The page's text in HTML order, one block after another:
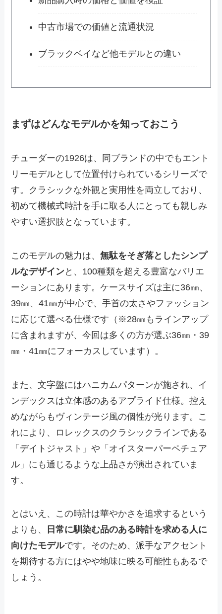
中古市場での価値と流通状況
ブラックベイなど他モデルとの違い
まずはどんなモデルかを知っておこう
チューダーの1926は、同ブランドの中でもエント
リーモデルとして位置付けられているシリーズで
す。クラシックな外観と実用性を両立しており、
初めて機械式時計を手に取る人にとっても親しみ
やすい選択肢となっています。
このモデルの魅力は、無駄をそぎ落としたシンプ
ルなデザインと、100種類を超える豊富なバリエ
ーションにあります。ケースサイズは主に36㎜、
39㎜、41㎜が中心で、手首の太さやファッション
に応じて選べる仕様です（※28㎜もラインアップ
に含まれますが、今回は多くの方が選ぶ36㎜・39
㎜・41㎜にフォーカスしています）。
また、文字盤にはハニカムパターンが施され、イ
ンデックスは立体感のあるアプライド仕様。控え
めながらもヴィンテージ風の個性が光ります。こ
れにより、ロレックスのクラシックラインである
「デイトジャスト」や「オイスターパーペチュア
ル」にも通じるような上品さが演出されていま
す。
とはいえ、この時計は華やかさを追求するという
よりも、
日常に馴染む品のある時計を求める人に
向けたモデルです。そのため、派手なアクセント
を期待する方にはやや地味に映る可能性もあるで
しょう。